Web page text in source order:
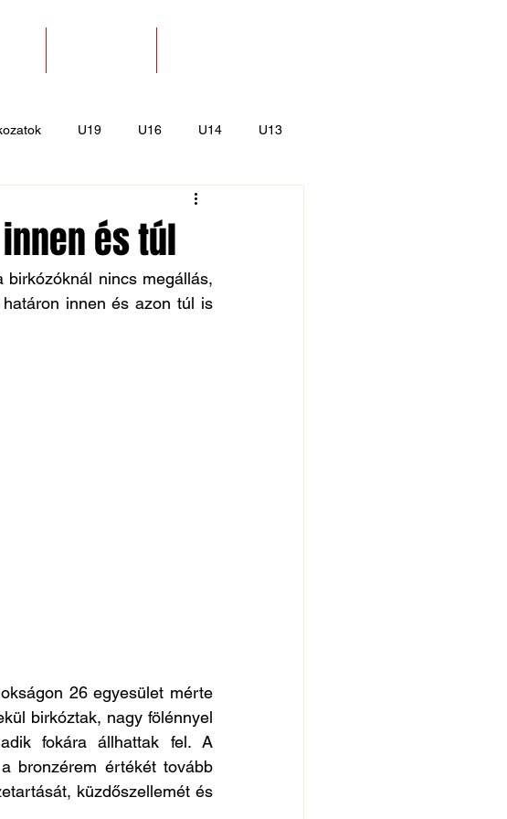
U19 U16 U14 U13
Kajak-Kenu
és túl
nincs megállás,
innen és azon túl is
26 egyesület mérte
birkóztak, nagy fölénnyel
fokára állhattak fel. A
bronzérem értékét tovább
küzdőszellemét és